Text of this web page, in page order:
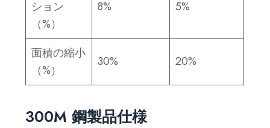
ション
（%）
8% 5%
面積の縮小
（%）
30% 20%
300M 鋼製品仕様